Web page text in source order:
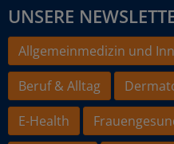
UNSERE
Allgemeinmedizin und
Beruf & Alltag
E-Health